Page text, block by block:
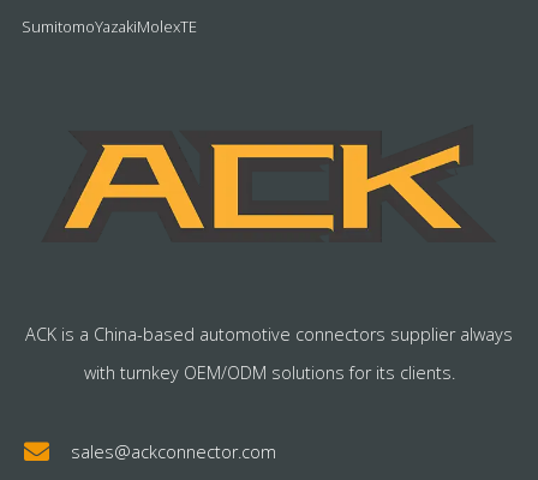
SumitomoYazakiMolexTE
ACK is a China-based automotive connectors supplier always
with turnkey OEM/ODM solutions for its clients.
sales@ackconnector.com